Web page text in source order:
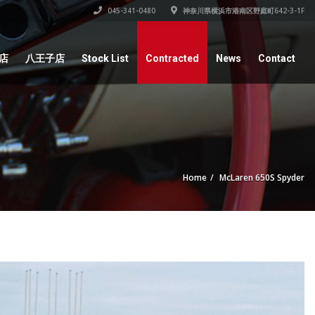
045-341-0480 神奈川県横浜市港南区野庭町642-3-1F
八王子店 Stock List Contracted News Contact
Home McLaren 650S Spyder